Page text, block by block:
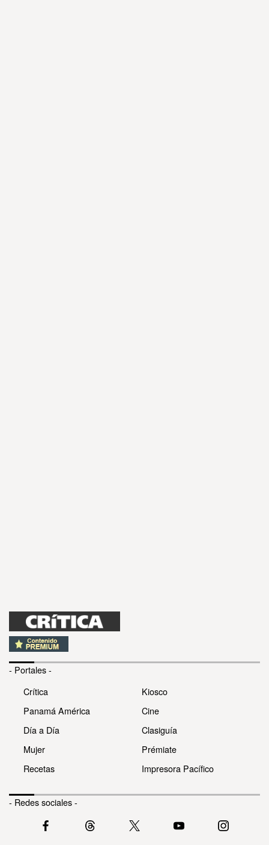
- Portales -
Crítica
Panamá América
Día a Día
Mujer
Recetas
Kiosco
Cine
Clasiguía
Prémiate
Impresora Pacífico
- Redes sociales -